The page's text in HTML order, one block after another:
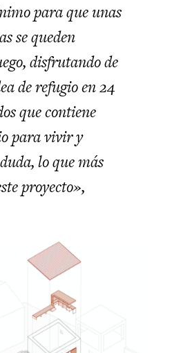
para que unas
se queden
disfrutando de
de refugio en 24
que contiene
para vivir y
lo que más
proyecto»,